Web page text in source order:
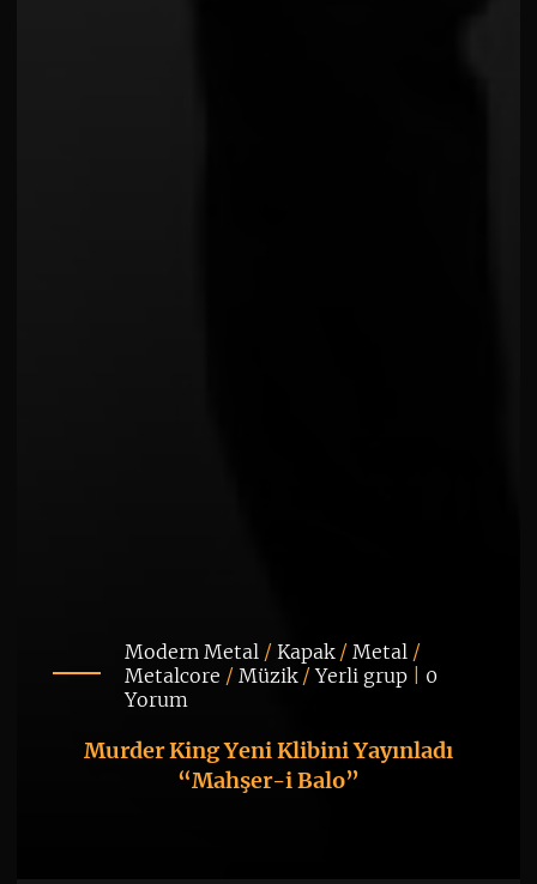
Modern Metal/ Kapak/ Metal/
Metalcore / Müzik/Yerli grup| 0
Yorum
Murder King Yeni Klibini Yayınladı
“Mahşer-i Balo”